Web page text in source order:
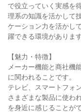
で役立っていく実感を
理系の知識を活かして
ケーション力を活かし
躍できる環境があります
【魅力・特徴】
メーカー機能と商社機
に関われることです。
テレビ、スマートフォ
さまざまな製品に使わ
を身近に感じることが